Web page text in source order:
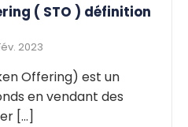
( STO ) définition
2023
Offering) est un
en vendant des
[...]